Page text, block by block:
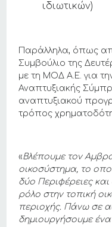
ιδιωτικών)
Παράλληλα, όπως
Συμβούλιο της
με τη ΜΟΔ Α.Ε. για
Αναπτυξιακής
αναπτυξιακού
τρόπος
«Βλέπουμε τον
οικοσύστημα, το
δύο Περιφέρειες
ρόλο στην τοπική
περιοχής. Πάνω σε
δημιουργήσουμε